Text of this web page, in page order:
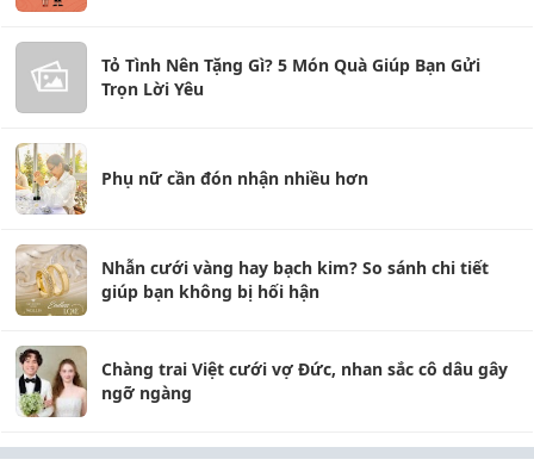
Tỏ Tình Nên Tặng Gì? 5 Món Quà Giúp Bạn Gửi
Trọn Lời Yêu
Phụ nữ cần đón nhận nhiều hơn
Nhẫn cưới vàng hay bạch kim? So sánh chi tiết
giúp bạn không bị hối hận
Chàng trai Việt cưới vợ Đức, nhan sắc cô dâu gây
ngỡ ngàng